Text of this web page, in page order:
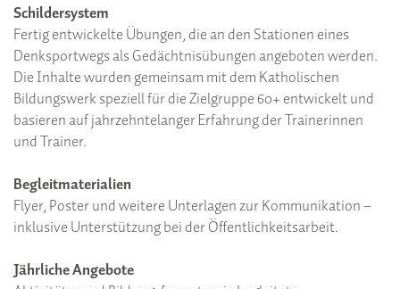
Schildersystem
Fertig entwickelte Übungen, die an den Stationen eines
Denksportwegs als Gedächtnisübungen angeboten werden.
Die Inhalte wurden gemeinsam mit dem Katholischen
Bildungswerk speziell für die Zielgruppe 60+ entwickelt und
basieren auf jahrzehntelanger Erfahrung der Trainerinnen
und Trainer.
Begleitmaterialien
Flyer, Poster und weitere Unterlagen zur Kommunikation –
inklusive Unterstützung bei der Öffentlichkeitsarbeit.
Jährliche Angebote